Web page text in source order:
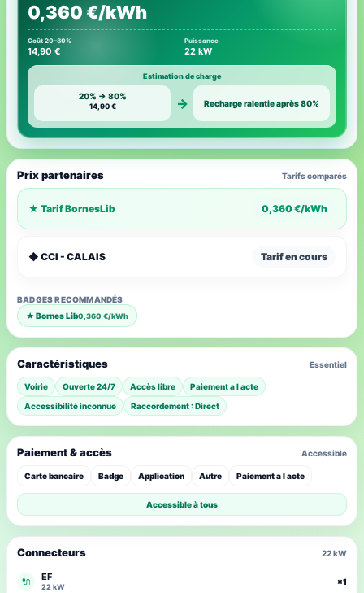
0,360 €/kWh
Coût 20–80%
14,90 €
Puissance
22 kW
Estimation de charge
20% → 80%
14,90 € → Recharge ralentie après 80%
Prix partenaires Tarifs comparés
★ Tarif BornesLib 0,360 €/kWh
◆ CCI - CALAIS Tarif en cours
BADGES RECOMMANDÉS
★ Bornes Lib0,360 €/kWh
Caractéristiques Essentiel
Voirie Ouverte 24/7 Accès libre
Paiement a l acte
Accessibilité inconnue
Raccordement : Direct
Connecteurs 22 kW
🔌 EF
22 kW
×1
Paiement & accès Accessible
Carte bancaire Badge Application Autre Paiement a l acte
Accessible à tous